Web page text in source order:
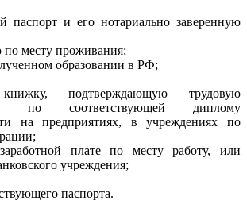
паспорт и его нотариально заверенную
по месту проживания;
образовании в РФ;
подтверждающую трудовую
по соответствующей диплому
на предприятиях, в учреждениях по
плате по месту работу, или
учреждения;
паспорта.